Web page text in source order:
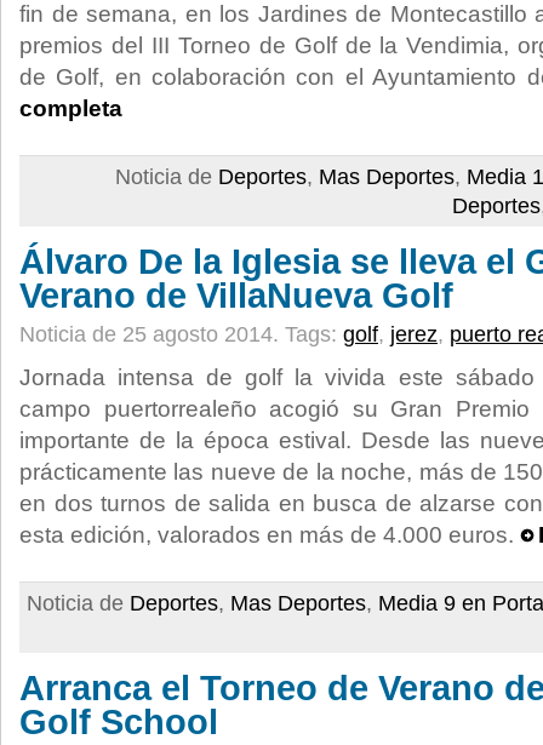
fin de semana, en los Jardines de Montecastillo
premios del III Torneo de Golf de la Vendimia,
de Golf, en colaboración con el Ayuntamiento
completa
Noticia de Deportes, Mas Deportes, Media
Deportes
Álvaro De la Iglesia se lleva el
Verano de VillaNueva Golf
Noticia de 25 agosto 2014. Tags: golf, jerez, puerto
Jornada intensa de golf la vivida este
campo puertorrealeño acogió su Gran
importante de la época estival. Desde las
prácticamente las nueve de la noche, más de
en dos turnos de salida en busca de alzarse
esta edición, valorados en más de 4.000 euros.
Noticia de Deportes, Mas Deportes, Media 9 en
Arranca el Torneo de Verano
Golf School